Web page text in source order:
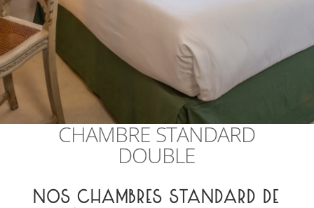
CHAMBRE STANDARD
DOUBLE
NOS CHAMBRES STANDARD DE